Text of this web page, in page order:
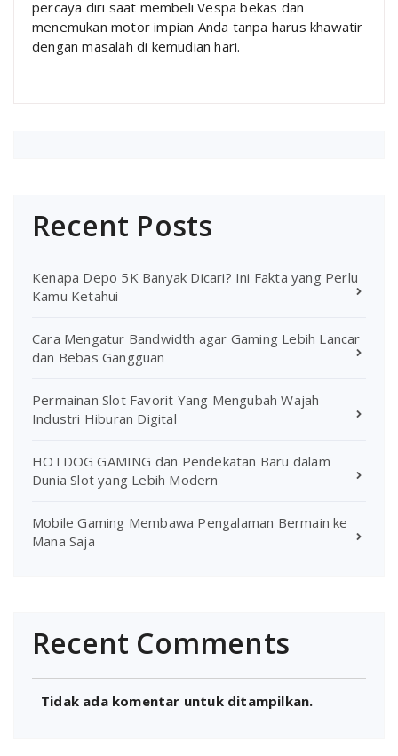
percaya diri saat membeli Vespa bekas dan
menemukan motor impian Anda tanpa harus khawatir
dengan masalah di kemudian hari.
Recent Posts
Kenapa Depo 5K Banyak Dicari? Ini Fakta yang Perlu
Kamu Ketahui
Cara Mengatur Bandwidth agar Gaming Lebih Lancar
dan Bebas Gangguan
Permainan Slot Favorit Yang Mengubah Wajah
Industri Hiburan Digital
HOTDOG GAMING dan Pendekatan Baru dalam
Dunia Slot yang Lebih Modern
Mobile Gaming Membawa Pengalaman Bermain ke
Mana Saja
Recent Comments
Tidak ada komentar untuk ditampilkan.